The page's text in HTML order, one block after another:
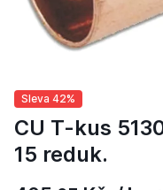
Sleva 42%
CU T-kus
15 reduk.